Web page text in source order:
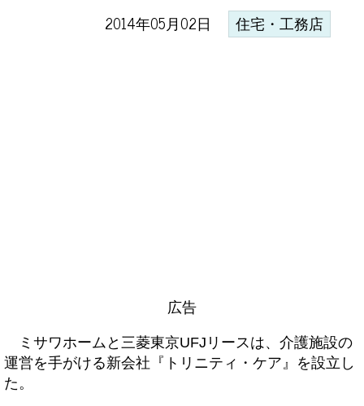
2014年05月02日 住宅・工務店
広告
ミサワホームと三菱東京UFJリースは、介護施設の
運営を手がける新会社『トリニティ・ケア』を設立し
た。